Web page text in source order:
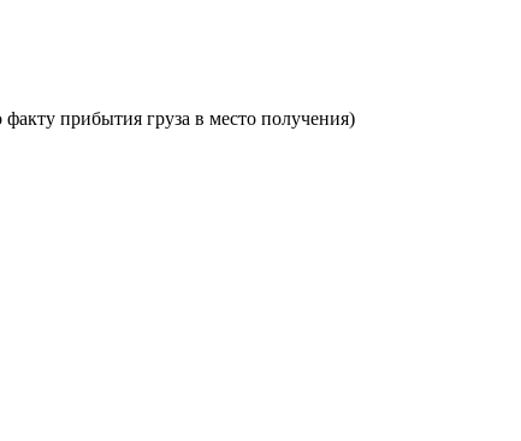
прибытия груза в место получения)